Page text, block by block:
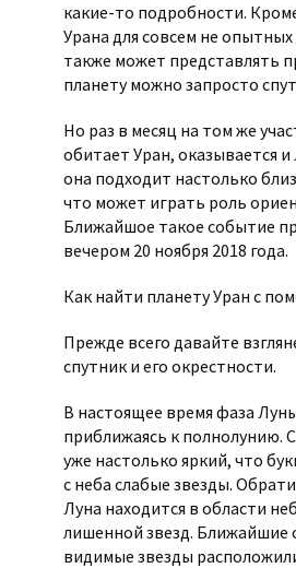
какие-то подробности.
Урана для совсем не
также может представлять
планету можно запросто
Но раз в месяц на том же
обитает Уран, оказывается
она подходит настолько
что может играть роль
Ближайшое такое событие
вечером 20 ноября 2018 года.
Как найти планету Уран с
Прежде всего давайте
спутник и его окрестности.
В настоящее время фаза
приближаясь к полнолунию.
уже настолько яркий, что
с неба слабые звезды.
Луна находится в области
лишенной звезд. Ближайшие
видимые звезды